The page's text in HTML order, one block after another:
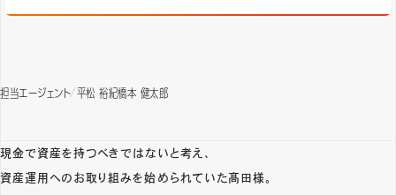
担当エージェント 平松 裕紀橋本 健太郎
現金で資産を持つべきではないと考え、
資産運用へのお取り組みを始められていた髙田様。